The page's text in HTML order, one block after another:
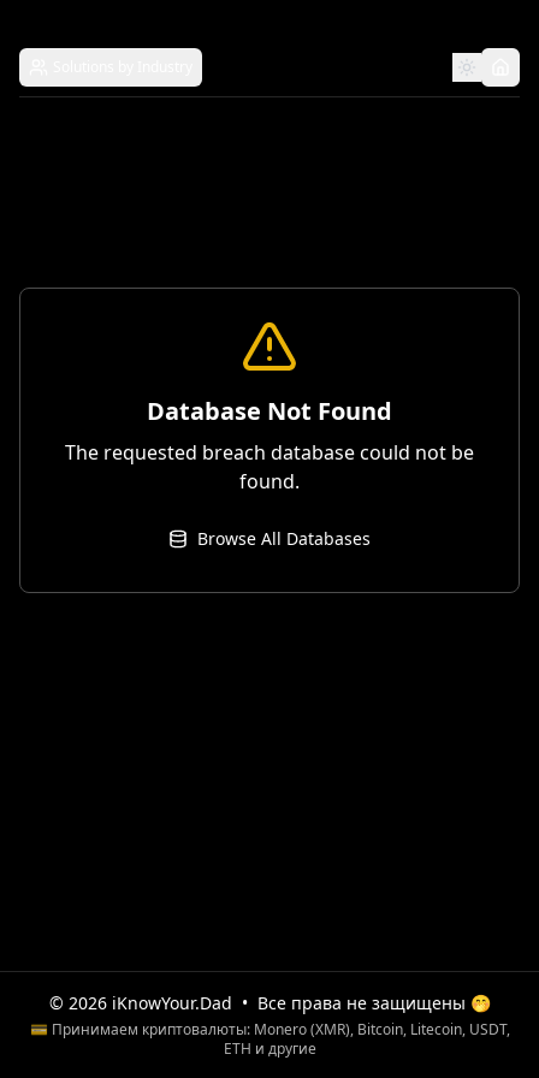
Database Not Found
The requested breach database could not be
found.
Browse All Databases
© 2026 iKnowYour.Dad • Все права не защищены 🤭
💳 Принимаем криптовалюты: Monero (XMR), Bitcoin, Litecoin, USDT,
ETH и другие